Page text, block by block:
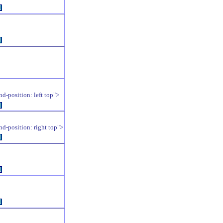
position: left top">
position: right top">